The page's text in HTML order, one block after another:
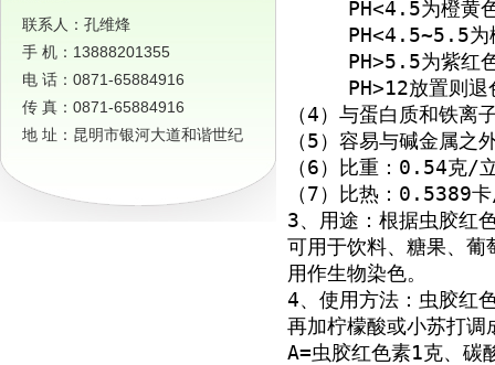
联系人：孔维烽
手 机：13888201355
电 话：0871-65884916
传 真：0871-65884916
地 址：昆明市银河大道和谐世纪
PH<4.5为橙黄
PH<4.5~5.5为
PH>5.5为紫红
PH>12放置则退
（4）与蛋白质和铁离
（5）容易与碱金属之
（6）比重：0.54克/
（7）比热：0.5389
3、用途：根据虫胶红
可用于饮料、糖果、葡
用作生物染色。
4、使用方法：虫胶红
再加柠檬酸或小苏打调
A=虫胶红色素1克、